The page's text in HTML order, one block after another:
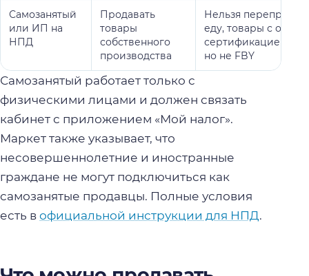
Самозанятый
или ИП на
НПД
Продавать
товары
собственного
производства
Нельзя
еду, товары с
сертификацией;
но не FBY
Самозанятый работает только с
физическими лицами и должен связать
кабинет с приложением «Мой налог».
Маркет также указывает, что
несовершеннолетние и иностранные
граждане не могут подключиться как
самозанятые продавцы. Полные условия
есть в официальной инструкции для НПД.